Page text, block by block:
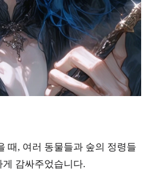
때, 여러 동물들과 숲의 정령들
감싸주었습니다.